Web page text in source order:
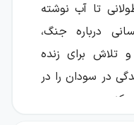
تا آب نوشته
درباره جنگ،
تلاش برای زنده
در سودان را در